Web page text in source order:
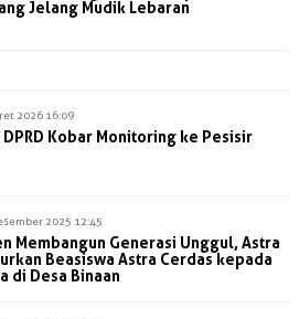
Jelang Mudik Lebaran
2026 16:09
DPRD Kobar Monitoring ke Pesisir
2025 12:45
Membangun Generasi Unggul, Astra
Beasiswa Astra Cerdas kepada
di Desa Binaan